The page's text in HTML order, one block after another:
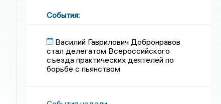
События:
Василий Гаврилович Добронравов
стал делегатом Всероссийского
съезда практических деятелей по
борьбе с пьянством